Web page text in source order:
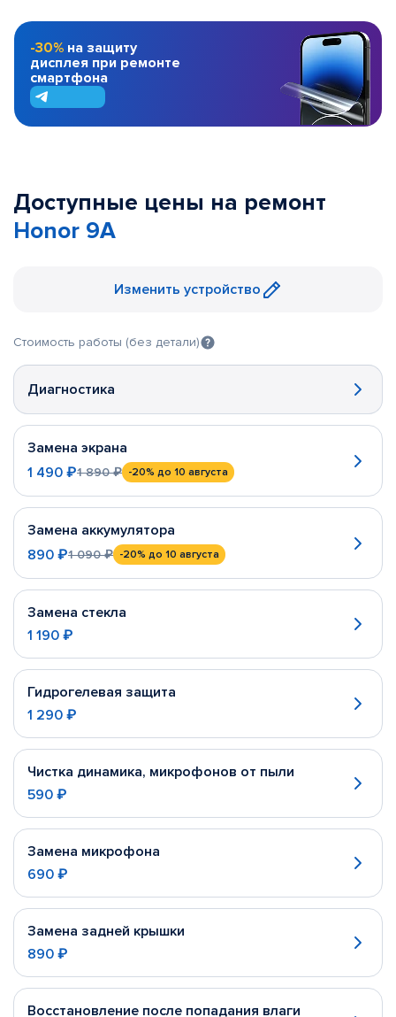
-30% на защиту
дисплея при ремонте
смартфона
Доступные цены на ремонт
Honor 9A
Изменить устройство
Стоимость работы (без детали)
Диагностика
Замена экрана
1 490 ₽1 890 ₽ -20% до 10 августа
Замена аккумулятора
890 ₽1 090 ₽ -20% до 10 августа
Замена стекла
1 190 ₽
Гидрогелевая защита
1 290 ₽
Чистка динамика, микрофонов от пыли
590 ₽
Замена микрофона
690 ₽
Замена задней крышки
890 ₽
Восстановление после попадания влаги